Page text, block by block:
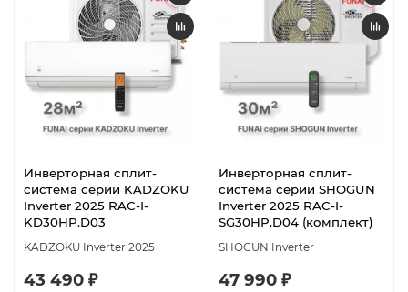
Инверторная сплит-
система серии KADZOKU
Inverter 2025 RAC-I-
KD30HP.D03
KADZOKU Inverter 2025
43 490 ₽
Инверторная сплит-
система серии SHOGUN
Inverter 2025 RAC-I-
SG30HP.D04 (комплект)
SHOGUN Inverter
47 990 ₽